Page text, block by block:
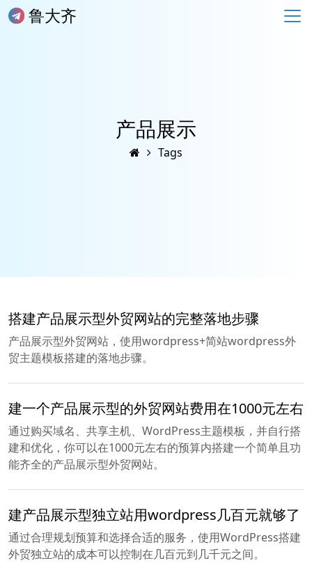
鲁大齐
产品展示
Tags
搭建产品展示型外贸网站的完整落地步骤
产品展示型外贸网站，使用wordpress+简站wordpress外
贸主题模板搭建的落地步骤。
建一个产品展示型的外贸网站费用在1000元左右
通过购买域名、共享主机、WordPress主题模板，并自行搭
建和优化，你可以在1000元左右的预算内搭建一个简单且功
能齐全的产品展示型外贸网站。
建产品展示型独立站用wordpress几百元就够了
通过合理规划预算和选择合适的服务，使用WordPress搭建
外贸独立站的成本可以控制在几百元到几千元之间。